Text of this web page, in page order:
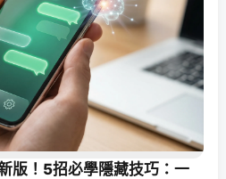
版！5招必學隱藏技巧：一